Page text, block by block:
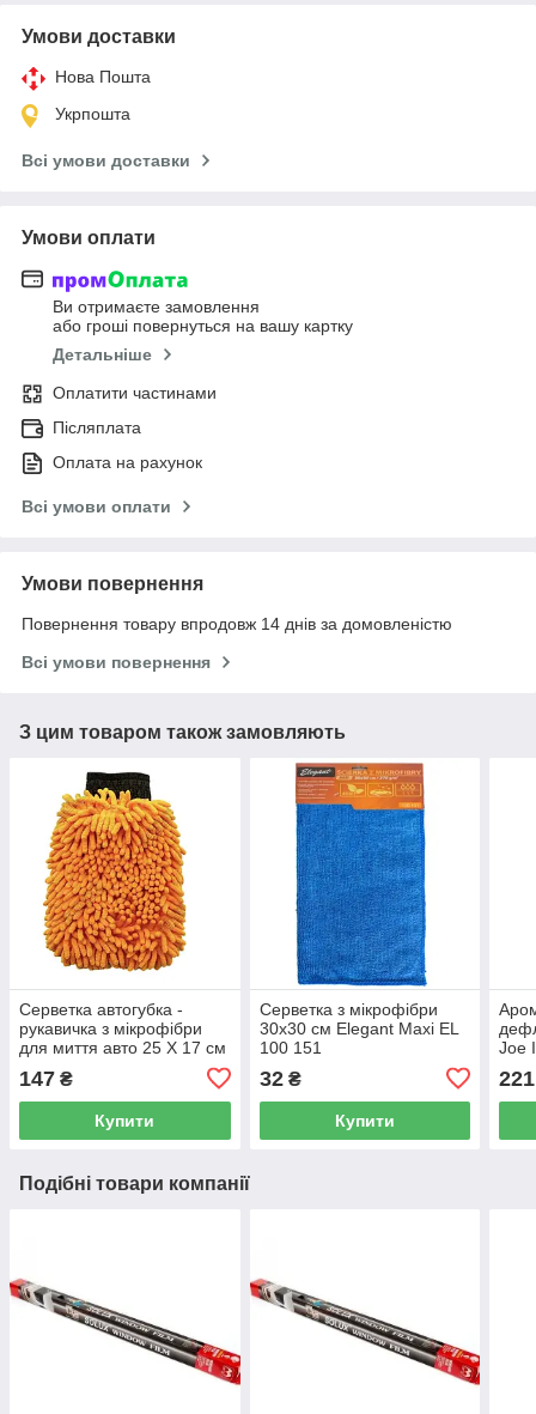
Умови доставки
Нова Пошта
Укрпошта
Всі умови доставки
Умови оплати
Ви отримаєте замовлення
або гроші повернуться на вашу картку
Детальніше
Оплатити частинами
Післяплата
Оплата на рахунок
Всі умови оплати
Умови повернення
Повернення товару впродовж 14 днів за домовленістю
Всі умови повернення
З цим товаром також замовляють
Серветка автогубка -
рукавичка з мікрофібри
для миття авто 25 Х 17 см
Elegant Maxi EL 100 153
147 ₴
Купити
Серветка з мікрофібри
30x30 см Elegant Maxi EL
100 151
32₴
Купити
Joe
221
Подібні товари компанії